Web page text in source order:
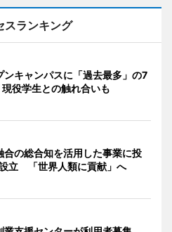
スランキング
ンキャンパスに「過去最多」の7
役学生との触れ合いも
合の総合知を活用した事業に投
立 「世界人類に貢献」へ